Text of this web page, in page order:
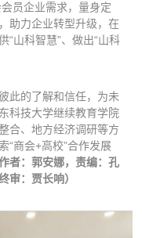
员企业需求，量身定
助力企业转型升级，在
“山科智慧”、做出“山科
此的了解和信任，为未
科技大学继续教育学院
合、地方经济调研等方
“商会+高校”合作发展
者：郭安娜，责编：孔
审：贾长响）